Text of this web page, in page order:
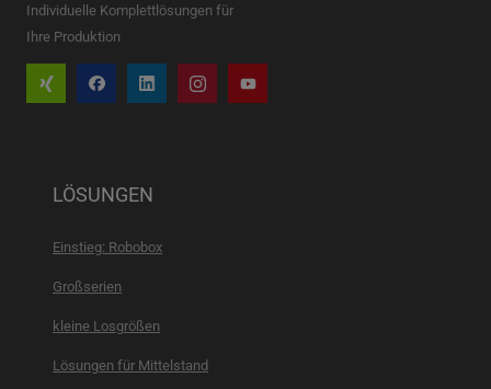
Individuelle Komplettlösungen für
Ihre Produktion
LÖSUNGEN
Einstieg: Robobox
Großserien
kleine Losgrößen
Lösungen für Mittelstand